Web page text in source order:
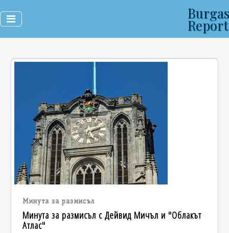
Burgas
Минута за размисъл
Минута за размисъл с Дейвид Мичъл и "Облакът
Атлас"